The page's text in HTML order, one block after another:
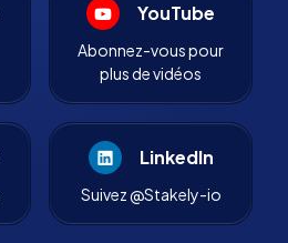
YouTube
Abonnez-vous pour
plus de vidéos
LinkedIn
Suivez @Stakely-io